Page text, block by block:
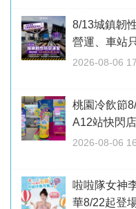
8/13城鎮韌
營運、車站
2026-08-06
桃園冷飲節
A12站快閃
2026-08-06
啦啦隊女神
華8/22起登